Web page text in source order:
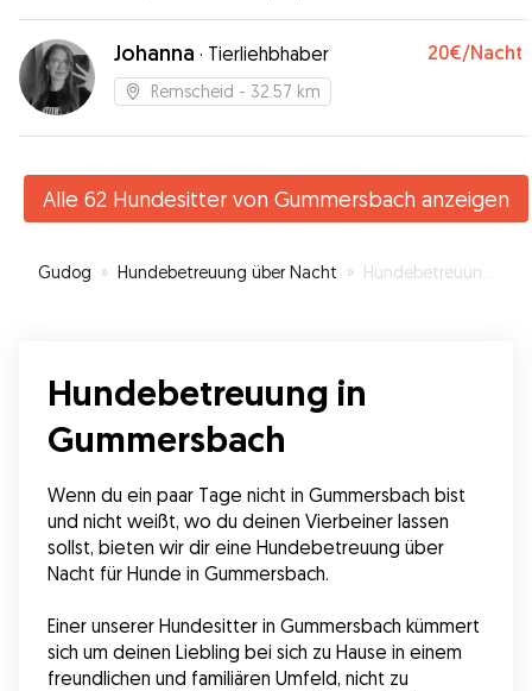
Wir sind dankbar für die tolle Erfahrung.”
Johanna · Tierliehbhaber 20€/Nacht
Remscheid - 32.57 km
Alle 62 Hundesitter von Gummersbach anzeigen
Gudog » Hundebetreuung über Nacht » Hundebetreuung in Gummersbach
Hundebetreuung in
Gummersbach
Wenn du ein paar Tage nicht in Gummersbach bist
und nicht weißt, wo du deinen Vierbeiner lassen
sollst, bieten wir dir eine Hundebetreuung über
Nacht für Hunde in Gummersbach.
Einer unserer Hundesitter in Gummersbach kümmert
sich um deinen Liebling bei sich zu Hause in einem
freundlichen und familiären Umfeld, nicht zu